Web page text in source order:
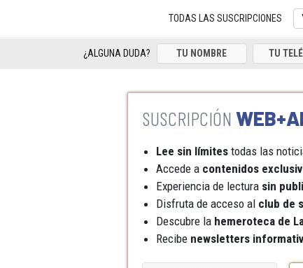
TODAS LAS SUSCRIPCIONES
¿ALGUNA DUDA?
Lee sin límitestodas las
Accede acontenidos
Experiencia de lecturasin
Disfruta de acceso alclub de
Descubre lahemerotecade
Recibe newsletters